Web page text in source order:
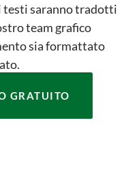
testi saranno tradotti
team grafico
sia formattato
GRATUITO